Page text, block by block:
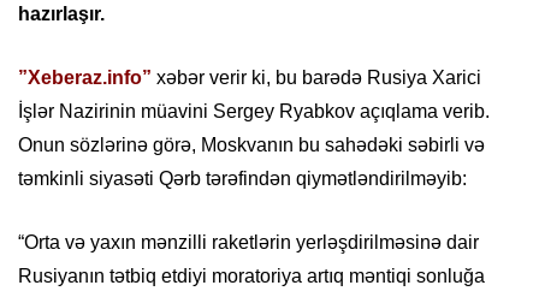
hazırlaşır.
”Xeberaz.info” xəbər verir ki, bu barədə Rusiya Xarici
İşlər Nazirinin müavini Sergey Ryabkov açıqlama verib.
Onun sözlərinə görə, Moskvanın bu sahədəki səbirli və
təmkinli siyasəti Qərb tərəfindən qiymətləndirilməyib:
“Orta və yaxın mənzilli raketlərin yerləşdirilməsinə dair
Rusiyanın tətbiq etdiyi moratoriya artıq məntiqi sonluğa